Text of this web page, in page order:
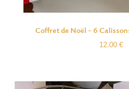
Coffret de Noël – 6
12.00 €